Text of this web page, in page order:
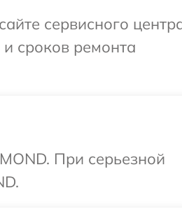
сервисного
сроков ремонта
При серьезной